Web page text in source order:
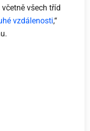
všech tříd
vzdálenosti,“